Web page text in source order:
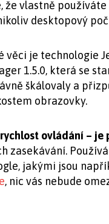
že vlastně používáte
desktopový
věci je technologie
1.5.0, která se
škálovaly a
obrazovky.
rychlost ovládání – je
zasekávání.
jakými jsou
, nic vás nebude